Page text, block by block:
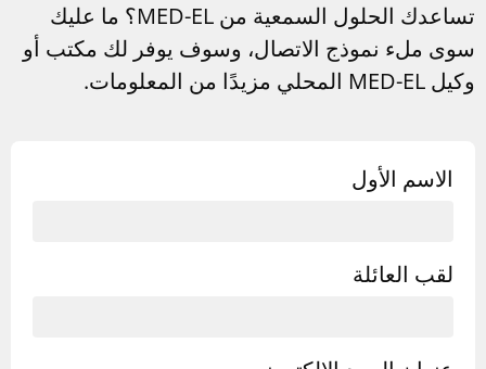
تساعدك الحلول السمعية من MED-EL؟ ما عليك
سوى ملء نموذج الاتصال، وسوف يوفر لك مكتب أو
وكيل MED-EL المحلي مزيدًا من المعلومات.
الاسم الأول
لقب العائلة